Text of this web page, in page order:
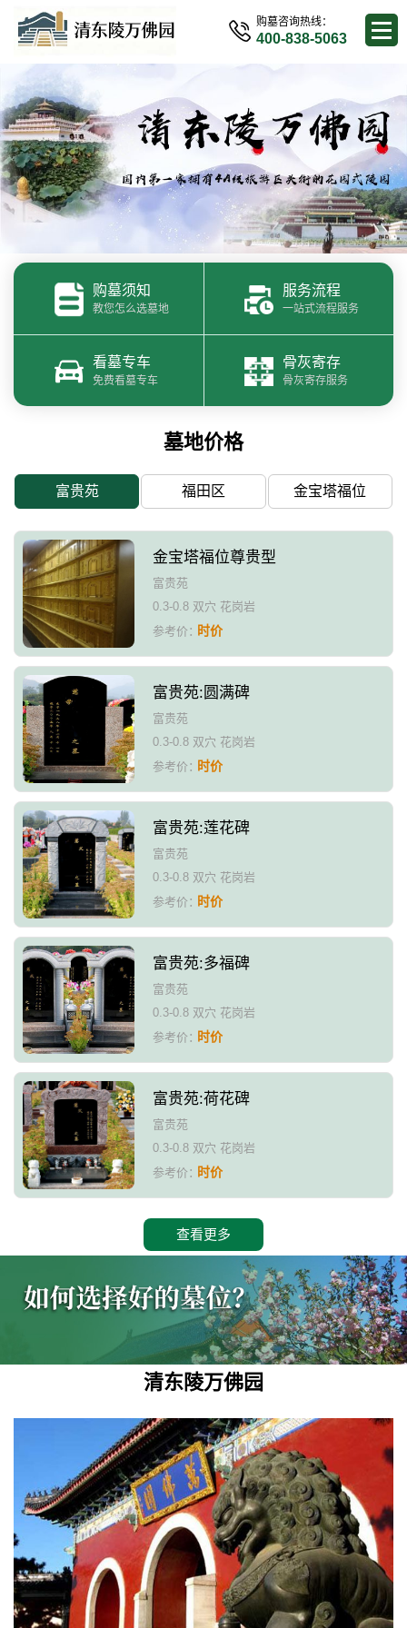
购墓咨询热线：
400-838-5063
购墓须知
教您怎么选墓地
服务流程
一站式流程服务
看墓专车
免费看墓专车
骨灰寄存
骨灰寄存服务
墓地价格
富贵苑 福田区 金宝塔福位
金宝塔福位尊贵型
富贵苑
0.3-0.8 双穴 花岗岩
参考价：时价
富贵苑:圆满碑
富贵苑
0.3-0.8 双穴 花岗岩
参考价：时价
富贵苑:莲花碑
富贵苑
0.3-0.8 双穴 花岗岩
参考价：时价
富贵苑:多福碑
富贵苑
0.3-0.8 双穴 花岗岩
参考价：时价
富贵苑:荷花碑
富贵苑
0.3-0.8 双穴 花岗岩
参考价：时价
查看更多
清东陵万佛园